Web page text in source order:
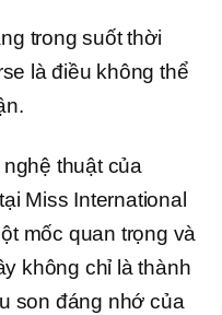
trong suốt thời
là điều không thể
thuật của
Miss International
mốc quan trọng và
không chỉ là thành
son đáng nhớ của